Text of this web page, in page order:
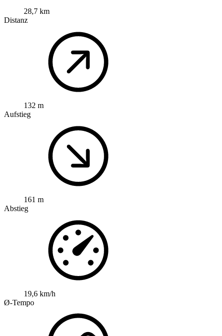
28,7 km
Distanz
132 m
Aufstieg
161 m
Abstieg
19,6 km/h
Ø-Tempo